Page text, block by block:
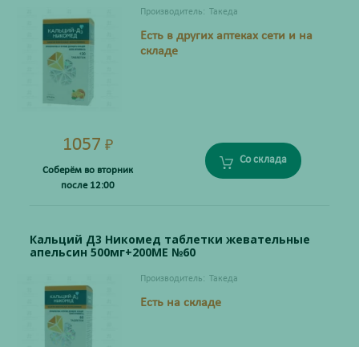
Производитель: Такеда
Есть в других аптеках сети и на
складе
1057 ₽
Соберём во вторник
после 12:00
Со склада
Кальций Д3 Никомед таблетки жевательные
апельсин 500мг+200МЕ №60
Производитель: Такеда
Есть на складе